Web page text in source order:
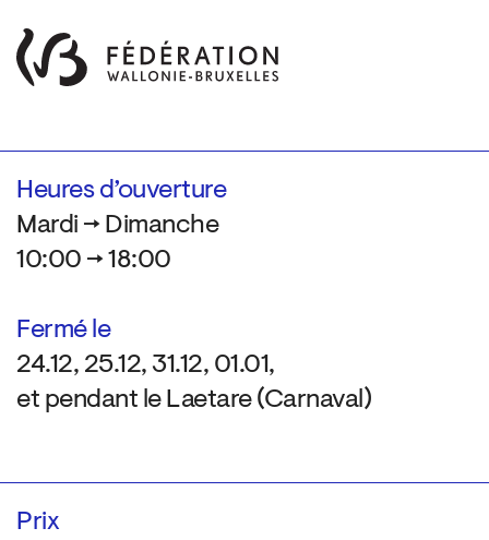
Heures d’ouverture
Mardi → Dimanche
10:00 → 18:00
Fermé le
24.12, 25.12, 31.12, 01.01,
et pendant le Laetare (Carnaval)
Prix